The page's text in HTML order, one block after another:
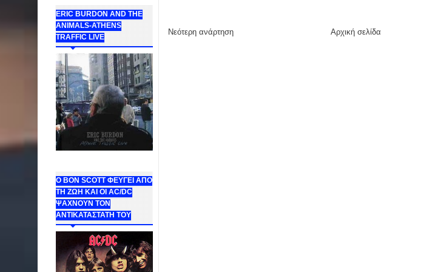
ERIC BURDON AND THE
ANIMALS-ATHENS
TRAFFIC LIVE
Ο BON SCOTT ΦΕΥΓΕΙ ΑΠΟ
ΤΗ ΖΩΗ ΚΑΙ ΟΙ AC/DC
ΨΑΧΝΟΥΝ ΤΟΝ
ΑΝΤΙΚΑΤΑΣΤΑΤΗ ΤΟΥ
Νεότερη ανάρτηση Αρχική σελίδα